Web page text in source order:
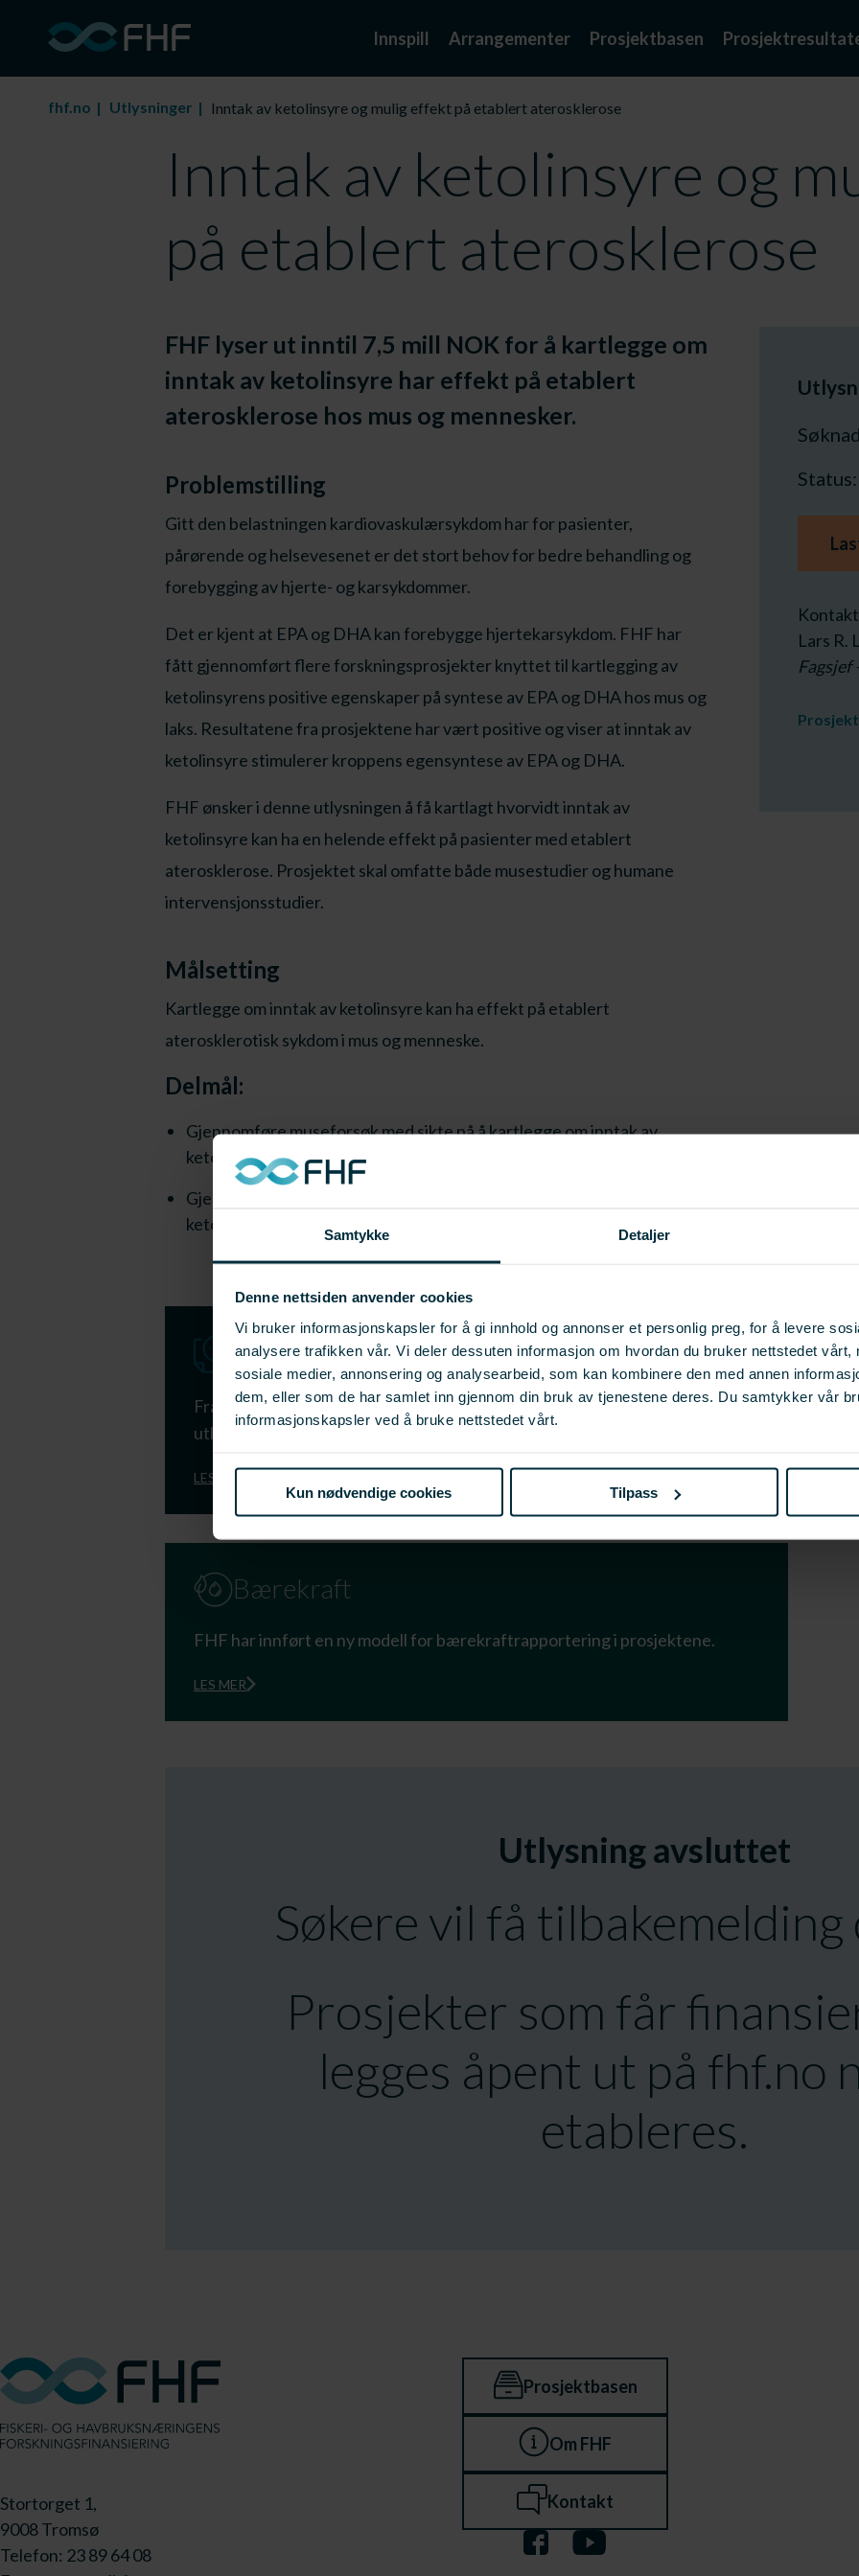
Samtykke Detaljer
Denne nettsiden anvender cookies
Vi bruker informasjonskapsler for å gi innhold og annonser et personlig preg, for å levere
analysere trafikken vår. Vi deler dessuten informasjon om hvordan du bruker nettstedet vårt,
sosiale medier, annonsering og analysearbeid, som kan kombinere den med annen
dem, eller som de har samlet inn gjennom din bruk av tjenestene deres. Du samtykker vår
informasjonskapsler ved å bruke nettstedet vårt.
Kun nødvendige cookies Tilpass
Innspill Arrangementer Prosjektbasen
fhf.no Utlysninger Inntak av ketolinsyre og mulig effekt på etablert aterosklerose
Inntak av ketolinsyre og
på etablert aterosklerose
FHF lyser ut inntil 7,5 mill NOK for å kartlegge om
inntak av ketolinsyre har effekt på etablert
aterosklerose hos mus og mennesker.
Problemstilling
Gitt den belastningen kardiovaskulærsykdom har for pasienter,
pårørende og helsevesenet er det stort behov for bedre behandling og
forebygging av hjerte- og karsykdommer.
Det er kjent at EPA og DHA kan forebygge hjertekarsykdom. FHF har
fått gjennomført flere forskningsprosjekter knyttet til kartlegging av
ketolinsyrens positive egenskaper på syntese av EPA og DHA hos mus og
laks. Resultatene fra prosjektene har vært positive og viser at inntak av
ketolinsyre stimulerer kroppens egensyntese av EPA og DHA.
FHF ønsker i denne utlysningen å få kartlagt hvorvidt inntak av
ketolinsyre kan ha en helende effekt på pasienter med etablert
aterosklerose. Prosjektet skal omfatte både musestudier og humane
intervensjonsstudier.
Målsetting
Kartlegge om inntak av ketolinsyre kan ha effekt på etablert
aterosklerotisk sykdom i mus og menneske.
Delmål:
Gjennomføre museforsøk med sikte på å kartlegge om inntak av
ketolinsyre påvirker etablert ateroskleose hos mus.
Gjennomføre humant intervensjonsstudie for å kartlegge om inntak av
ketolinsyre påvirker etablert aterosklerose hos mennesker.
Lars R.
Fagsjef
Ny digital søknadsportal
Fra 1. januar 2025 har vi gått over til en digital søknadsportal for søknader på
utlysninger.
LES MER
Bærekraft
FHF har innført en ny modell for bærekraftrapportering i prosjektene.
LES MER
Utlysning avsluttet
Søkere vil få
Prosjekter som får
legges åpent ut på fhf.no
etableres.
Stortorget 1,
9008 Tromsø
Telefon: 23 89 64 08
Prosjektbasen
Om FHF
Kontakt